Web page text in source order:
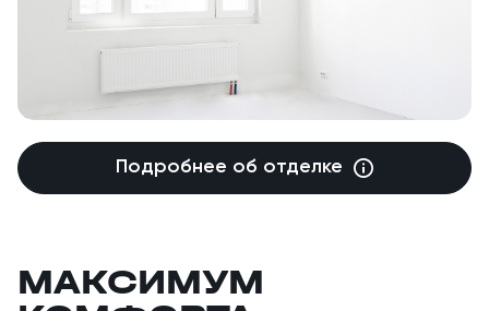
Подробнее об отделке
МАКСИМУМ